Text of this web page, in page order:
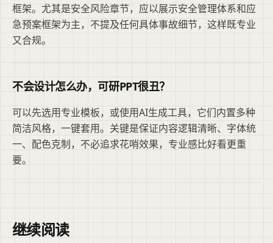
框架。尤其是安全风险章节，应以展示安全管理体系和应
急预案框架为主，不提及任何具体事故细节，这样既专业
又合规。
不会设计怎么办，可研PPT很丑？
可以先选用专业模板，或使用AI生成工具，它们内置多种
简洁风格，一键套用。关键是保证内容逻辑清晰、字体统
一、配色克制，不必追求花哨效果，专业感比好看更重
要。
继续阅读